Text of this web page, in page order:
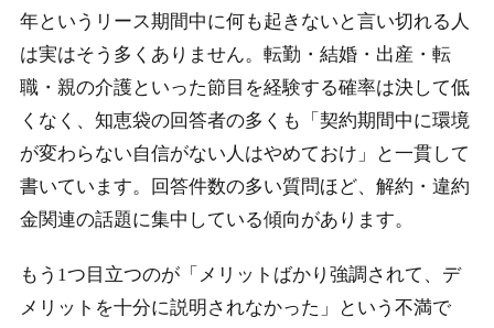
年というリース期間中に何も起きないと言い切れる人
は実はそう多くありません。転勤・結婚・出産・転
職・親の介護といった節目を経験する確率は決して低
くなく、知恵袋の回答者の多くも「契約期間中に環境
が変わらない自信がない人はやめておけ」と一貫して
書いています。回答件数の多い質問ほど、解約・違約
金関連の話題に集中している傾向があります。
もう1つ目立つのが「メリットばかり強調されて、デ
メリットを十分に説明されなかった」という不満で